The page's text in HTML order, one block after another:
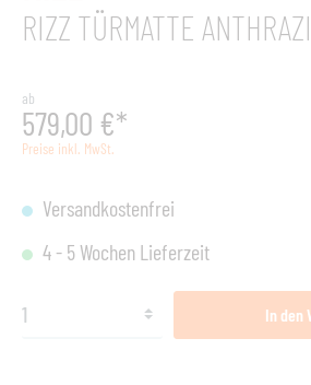
RIZZ TÜRMATTE
ab
579,00 €*
Preise inkl. MwSt.
Versandkostenfrei
4 - 5 Wochen Lieferzeit
In den